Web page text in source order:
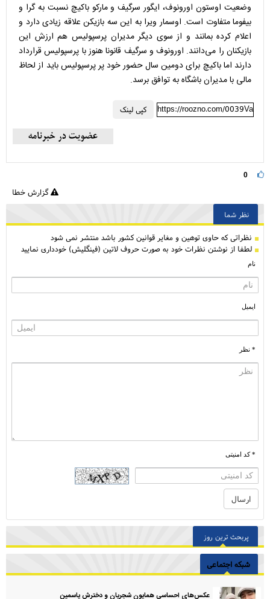
وضعیت اوستون اورونوف، ایگور سرگیف و مارکو باکیچ نسبت به گرا و
بیفوما متفاوت است. اوسمار ویرا به این سه بازیکن علاقه زیادی دارد و
اعلام کرده بمانند و از سوی دیگر مدیران پرسپولیس هم ارزش این
بازیکنان را می‌دانند. اورونوف و سرگیف قانونا هنوز با پرسپولیس قرارداد
دارند اما باکیچ برای دومین سال حضور خود پر پرسپولیس باید از لحاظ
مالی با مدیران باشگاه به توافق برسد.
کپی لینک https://roozno.com/0039Va
0
گزارش خطا
نظر شما
نظراتی كه حاوی توهین و مغایر قوانین کشور باشد منتشر نمی شود
لطفا از نوشتن نظرات خود به صورت حروف لاتین (فینگلیش) خودداری نمایید
نام
ایمیل
* نظر
* کد امنیتی
پربحث ترین روز
شبکه اجتماعی
عکس‌های احساسی همایون شجریان و دخترش یاسمین